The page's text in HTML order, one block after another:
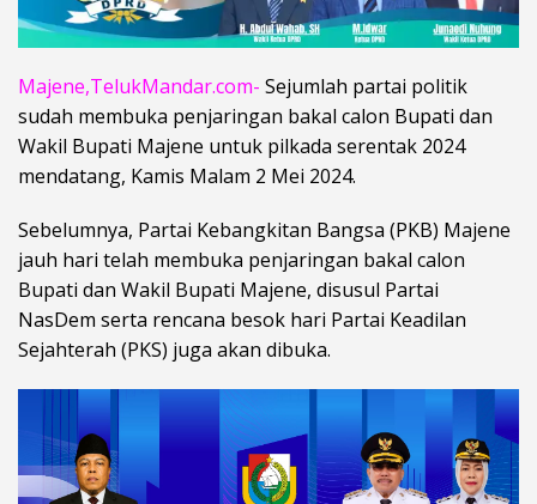
Majene,TelukMandar.com- Sejumlah partai politik
sudah membuka penjaringan bakal calon Bupati dan
Wakil Bupati Majene untuk pilkada serentak 2024
mendatang, Kamis Malam 2 Mei 2024.
Sebelumnya, Partai Kebangkitan Bangsa (PKB) Majene
jauh hari telah membuka penjaringan bakal calon
Bupati dan Wakil Bupati Majene, disusul Partai
NasDem serta rencana besok hari Partai Keadilan
Sejahterah (PKS) juga akan dibuka.